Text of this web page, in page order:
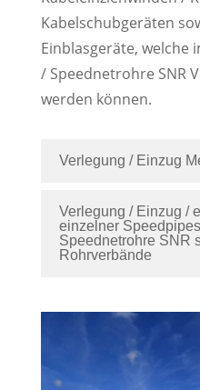
Kabelschubgeräten
Einblasgeräte, welche
/ Speednetrohre SNR
werden können.
Verlegung / Einzug
Verlegung / Einzug /
einzelner
Speednetrohre SNR
Rohrverbände